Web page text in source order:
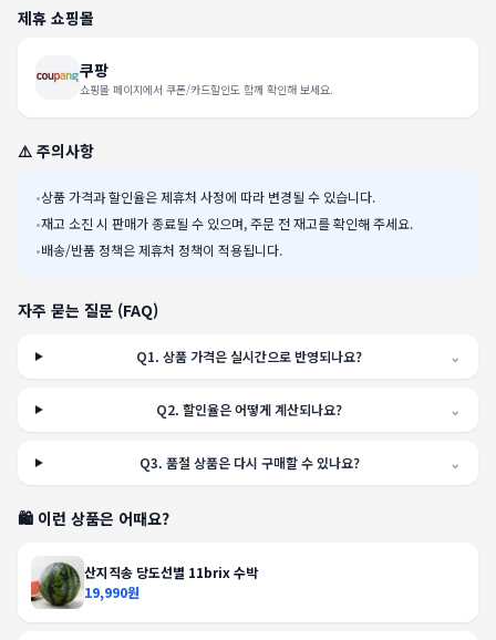
제휴 쇼핑몰
쿠팡
쇼핑몰 페이지에서 쿠폰/카드할인도 함께 확인해 보세요.
⚠️ 주의사항
•상품 가격과 할인율은 제휴처 사정에 따라 변경될 수 있습니다.
•재고 소진 시 판매가 종료될 수 있으며, 주문 전 재고를 확인해 주세요.
•배송/반품 정책은 제휴처 정책이 적용됩니다.
자주 묻는 질문 (FAQ)
Q1.상품 가격은 실시간으로 반영되나요? ⌄
Q2.할인율은 어떻게 계산되나요? ⌄
Q3. 품절 상품은 다시 구매할 수 있나요? ⌄
🛍️ 이런 상품은 어때요?
산지직송 당도선별 11brix 수박
19,990원